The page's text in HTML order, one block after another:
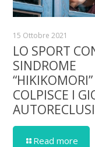
15 Ottobre 2021
LO SPORT
SINDROME
COLPISCE I
Read more